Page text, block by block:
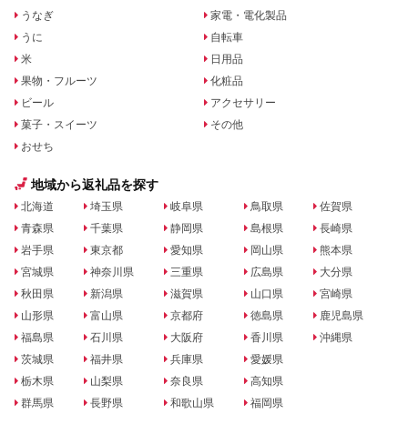
うなぎ
うに
米
果物・フルーツ
ビール
菓子・スイーツ
おせち
家電・電化製品
自転車
日用品
化粧品
アクセサリー
その他
地域から返礼品を探す
北海道
青森県
岩手県
宮城県
秋田県
山形県
福島県
茨城県
栃木県
群馬県
埼玉県
千葉県
東京都
神奈川県
新潟県
富山県
石川県
福井県
山梨県
長野県
岐阜県
静岡県
愛知県
三重県
滋賀県
京都府
大阪府
兵庫県
奈良県
和歌山県
鳥取県
島根県
岡山県
広島県
山口県
徳島県
香川県
愛媛県
高知県
福岡県
佐賀県
長崎県
熊本県
大分県
宮崎県
鹿児島県
沖縄県